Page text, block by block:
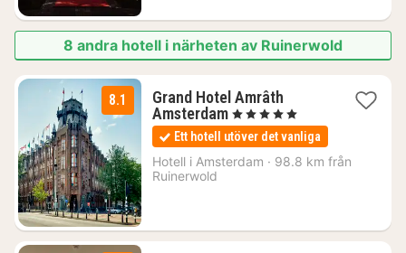
8 andra hotell i närheten av Ruinerwold
8.1
Grand Hotel Amrâth
Amsterdam1
natt
från
2334
, 5 Stjärnor
Ett hotell utöver det vanliga
Hotell i Amsterdam · 98.8 km från
Ruinerwold